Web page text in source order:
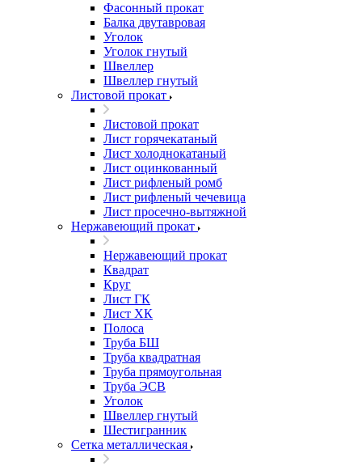
Фасонный прокат
Балка двутавровая
Уголок
Уголок гнутый
Швеллер
Швеллер гнутый
Листовой прокат
Листовой прокат
Лист горячекатаный
Лист холоднокатаный
Лист оцинкованный
Лист рифленый ромб
Лист рифленый чечевица
Лист просечно-вытяжной
Нержавеющий прокат
Нержавеющий прокат
Квадрат
Круг
Лист ГК
Лист ХК
Полоса
Труба БШ
Труба квадратная
Труба прямоугольная
Труба ЭСВ
Уголок
Швеллер гнутый
Шестигранник
Сетка металлическая